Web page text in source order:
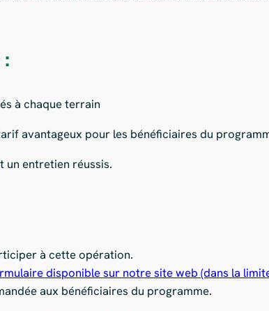
à chaque terrain
avantageux pour les bénéficiaires du
un entretien réussis.
à cette opération.
disponible sur notre site web (dans la
aux bénéficiaires du programme.